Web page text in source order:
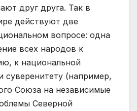
друг друга. Так в
действуют две
вопросе: одна
всех народов к
к национальной
суверенитету (например,
Союза на независимые
Северной